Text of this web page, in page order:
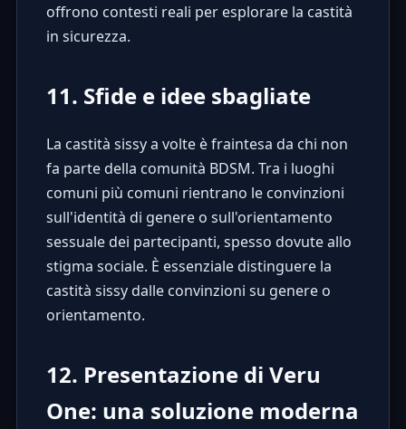
offrono contesti reali per esplorare la castità
in sicurezza.
11. Sfide e idee sbagliate
La castità sissy a volte è fraintesa da chi non
fa parte della comunità BDSM. Tra i luoghi
comuni più comuni rientrano le convinzioni
sull'identità di genere o sull'orientamento
sessuale dei partecipanti, spesso dovute allo
stigma sociale. È essenziale distinguere la
castità sissy dalle convinzioni su genere o
orientamento.
12. Presentazione di Veru
One: una soluzione moderna